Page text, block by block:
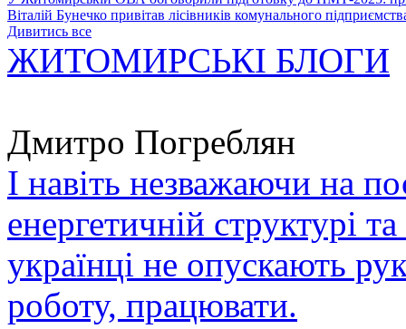
Віталій Бунечко привітав лісівників комунального
Дивитись все
ЖИТОМИРСЬКІ БЛОГИ
Дмитро Погреблян
І навіть незважаючи на
енергетичній структурі
українці не опускають
роботу, працювати.